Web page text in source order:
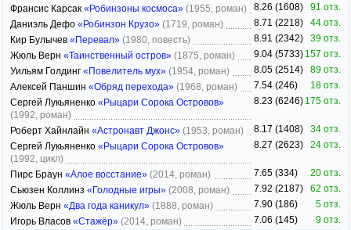
Франсис Карсак «Робинзоны космоса» (1955, роман) 8.26 (1608)
91 отз.
Даниэль Дефо «Робинзон Крузо» (1719, роман) 8.71 (2218)
44 отз.
Кир Булычев «Перевал» (1980, повесть) 8.91 (2342)
39 отз.
Жюль Верн «Таинственный остров» (1875, роман) 9.04 (5733) 157 отз.
Уильям Голдинг «Повелитель мух» (1954, роман) 8.05 (2514)
89 отз.
Алексей Паншин «Обряд перехода» (1968, роман) 7.54 (246)
18 отз.
Сергей Лукьяненко «Рыцари Сорока Островов»
(1992, роман)
8.23 (6246) 175 отз.
Роберт Хайнлайн «Астронавт Джонс» (1953, роман) 8.17 (1408)
34 отз.
Сергей Лукьяненко «Рыцари Сорока Островов»
(1992, цикл)
8.27 (2623) 24 отз.
Пирс Браун «Алое восстание» (2014, роман) 7.65 (334)
20 отз.
Сьюзен Коллинз «Голодные игры» (2008, роман) 7.92 (2187)
62 отз.
Жюль Верн «Два года каникул» (1888, роман) 7.90 (186)
5 отз.
Игорь Власов «Стажёр» (2014, роман) 7.06 (145) 9 отз.